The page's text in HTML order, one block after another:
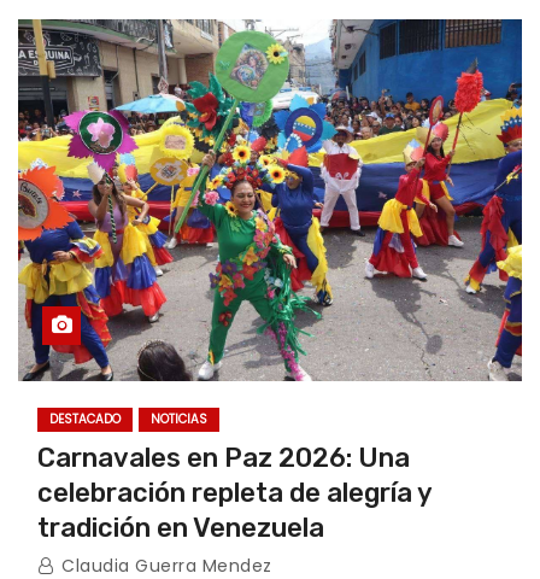
DESTACADO NOTICIAS
Carnavales en Paz 2026: Una
celebración repleta de alegría y
tradición en Venezuela
Claudia Guerra Mendez